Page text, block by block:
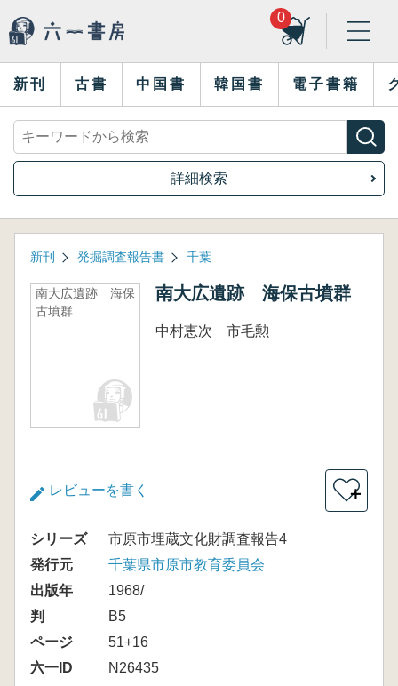
0
新刊 古書 中国書 韓国書 電子書籍
詳細検索
新刊 発掘調査報告書 千葉
南大広遺跡 海保
古墳群
南大広遺跡 海保古墳群
中村恵次 市毛勲
レビューを書く ＋
シリーズ
市原市埋蔵文化財調査報告4
発行元
千葉県市原市教育委員会
出版年
1968/
判
B5
ページ
51+16
六一ID
N26435